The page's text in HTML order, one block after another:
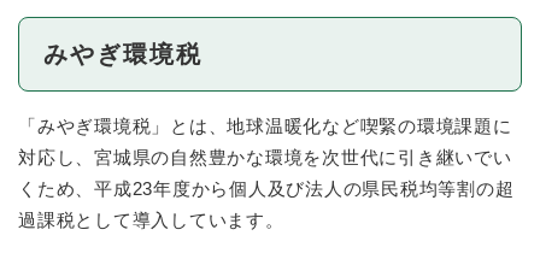
みやぎ環境税
「みやぎ環境税」とは、地球温暖化など喫緊の環境課題に
対応し、宮城県の自然豊かな環境を次世代に引き継いでい
くため、平成23年度から個人及び法人の県民税均等割の超
過課税として導入しています。